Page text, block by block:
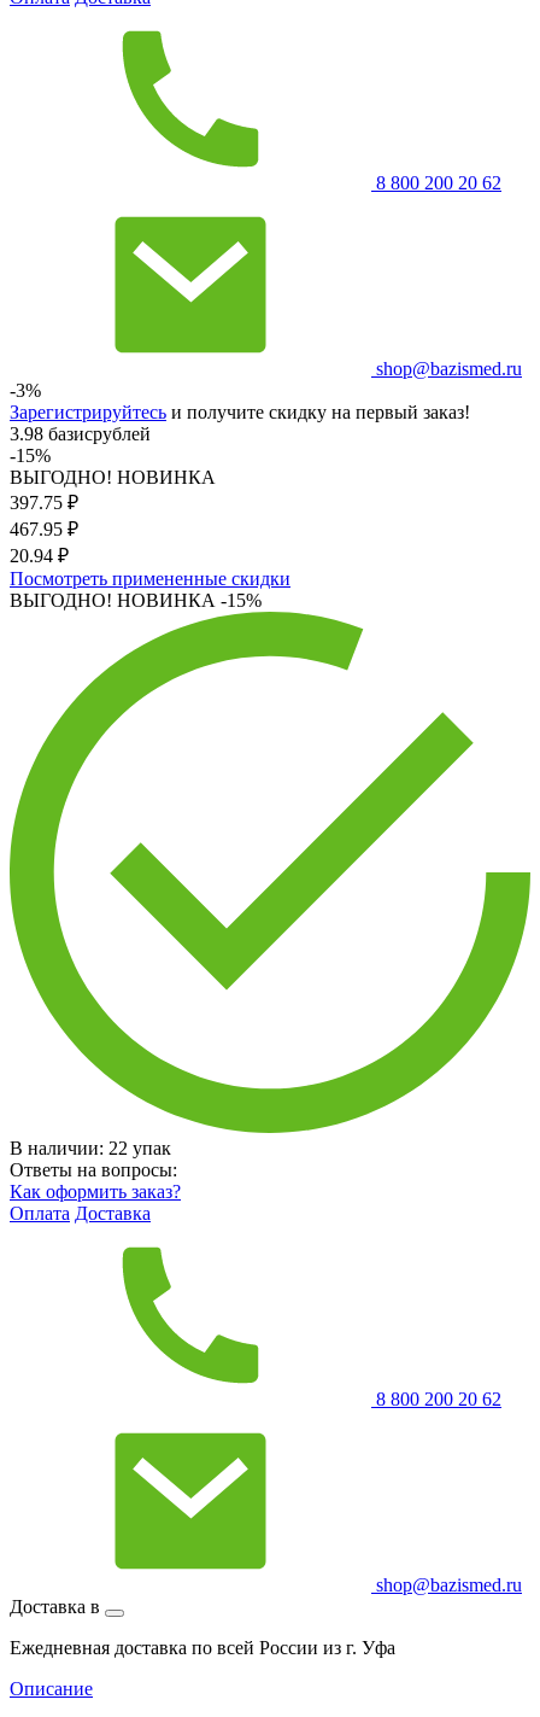
8 800 200 20 62
shop@bazismed.ru
-3%
Зарегистрируйтесь и получите скидку на первый заказ!
3.98 базисрублей
-15%
ВЫГОДНО! НОВИНКА
397.75 ₽
467.95 ₽
20.94 ₽
Посмотреть примененные скидки
ВЫГОДНО! НОВИНКА -15%
В наличии: 22 упак
Ответы на вопросы:
Как оформить заказ?
Оплата Доставка
8 800 200 20 62
shop@bazismed.ru
Доставка в
Ежедневная доставка по всей России из г. Уфа
Описание